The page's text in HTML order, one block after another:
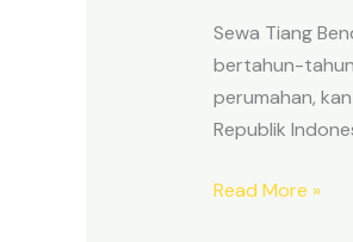
Sewa Tiang
bertahun-
perumahan,
Republik
SEWA
Read More »